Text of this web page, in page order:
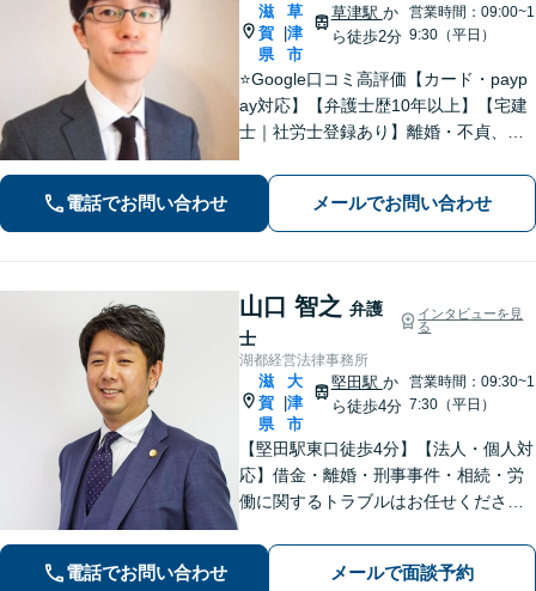
滋
賀
県
草
津
市
草津駅 か
ら徒歩2分
営業時間：09:00~1
9:30（平日）
⭐️Google口コミ高評価【カード・payp
ay対応】【弁護士歴10年以上】【宅建
士｜社労士登録あり】離婚・不貞、破
リラックスしてお越しください。丁寧
にお話をお聴きします【草津駅2分｜駐
車場あり】【土日祝対応】
電話でお問い合わせ メールでお問い合わせ
山口 智之 弁護
士
インタビューを見
る
湖都経営法律事務所
滋
賀
県
大
津
市
堅田駅 か
ら徒歩4分
営業時間：09:30~1
7:30（平日）
【堅田駅東口徒歩4分】【法人・個人対
応】借金・離婚・刑事事件・相続・労
働に関するトラブルはお任せくださ
契約・企業法務全般に対応。困りの際
はぜひ一度お話をお聞かせください。
電話でお問い合わせ メールで面談予約